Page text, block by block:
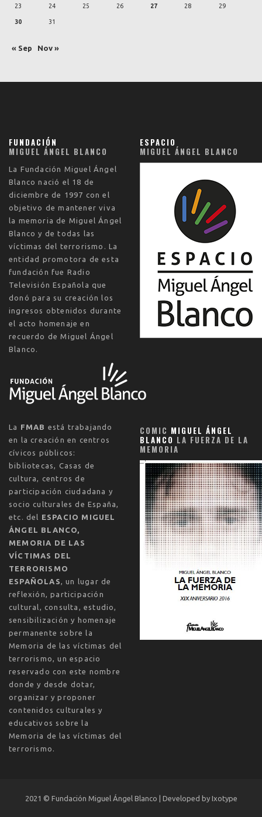
23 24 25 26 27 28 29
30 31
« Sep Nov »
FUNDACIÓN
MIGUEL ÁNGEL BLANCO
La Fundación Miguel Ángel
Blanco nació el 18 de
diciembre de 1997 con el
objetivo de mantener viva
la memoria de Miguel Ángel
Blanco y de todas las
víctimas del terrorismo. La
entidad promotora de esta
fundación fue Radio
Televisión Española que
donó para su creación los
ingresos obtenidos durante
el acto homenaje en
recuerdo de Miguel Ángel
Blanco.
ESPACIO
MIGUEL ÁNGEL BLANCO
La FMAB está trabajando
en la creación en centros
cívicos públicos:
bibliotecas, Casas de
cultura, centros de
participación ciudadana y
socio culturales de España,
etc. del ESPACIO MIGUEL
ÁNGEL BLANCO,
MEMORIA DE LAS
VÍCTIMAS DEL
TERRORISMO
ESPAÑOLAS, un lugar de
reflexión, participación
cultural, consulta, estudio,
sensibilización y homenaje
permanente sobre la
Memoria de las víctimas del
terrorismo, un espacio
reservado con este nombre
donde y desde dotar,
organizar y proponer
contenidos culturales y
educativos sobre la
Memoria de las víctimas del
terrorismo.
COMIC MIGUEL ÁNGEL
BLANCO LA FUERZA DE LA
MEMORIA
2021 © Fundación Miguel Ángel Blanco | Developed by Ixotype